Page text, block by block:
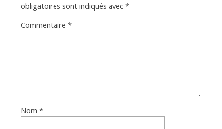
obligatoires sont indiqués avec *
Commentaire *
Nom *